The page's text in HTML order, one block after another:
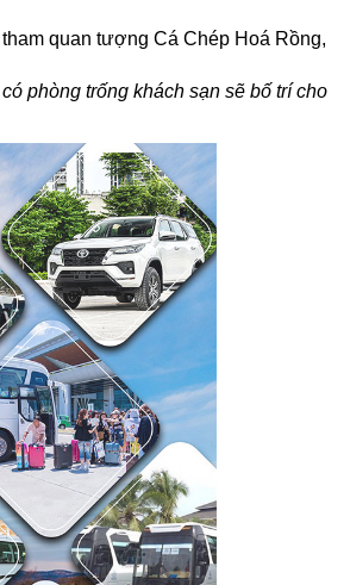
quan tượng Cá Chép Hoá Rồng,
phòng trống khách sạn sẽ bố trí cho